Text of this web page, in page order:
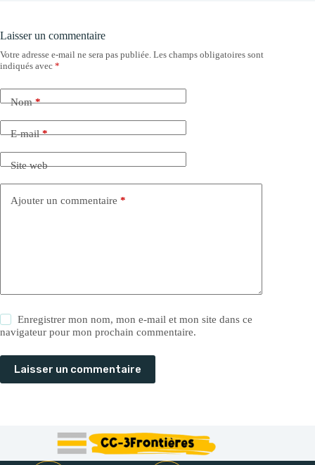
Laisser un commentaire
Votre adresse e-mail ne sera pas publiée. Les champs obligatoires sont
indiqués avec *
Nom*
E-mail*
Site web
Ajouter un commentaire *
Enregistrer mon nom, mon e-mail et mon site dans ce
navigateur pour mon prochain commentaire.
Laisser un commentaire